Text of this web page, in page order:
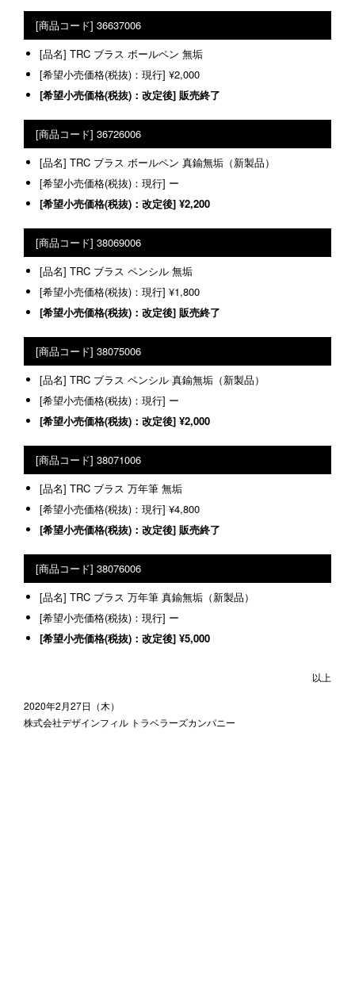
36637006
TRC ブラス ボールペン 無垢
¥2,000
販売終了
36726006
TRC ブラス ボールペン 真鍮無垢（新製品）
ー
¥2,200
38069006
TRC ブラス ペンシル 無垢
¥1,800
販売終了
38075006
TRC ブラス ペンシル 真鍮無垢（新製品）
ー
¥2,000
38071006
TRC ブラス 万年筆 無垢
¥4,800
販売終了
38076006
TRC ブラス 万年筆 真鍮無垢（新製品）
ー
¥5,000
以上
2020年2月27日（木）
株式会社デザインフィル トラベラーズカンパニー